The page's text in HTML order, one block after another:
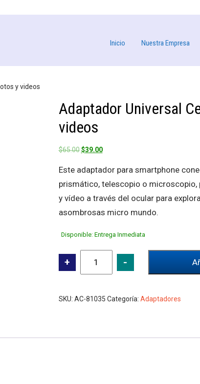
Inicio Nuestra Empresa
y videos
Adaptador Universal
videos
$65.00 Original
was:
$65.00.
$39.00Current
is:
$39.00.
Este adaptador para smartphone
prismático, telescopio o microscopio,
y vídeo a través del ocular para
asombrosas micro mundo.
Disponible: Entrega Inmediata
+
Universal
fotos
cantidad
-
SKU: AC-81035 Categoría: Adaptadores